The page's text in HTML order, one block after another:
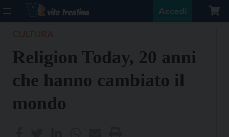
Accedi
Religion Today, 20 anni
che hanno cambiato il
mondo